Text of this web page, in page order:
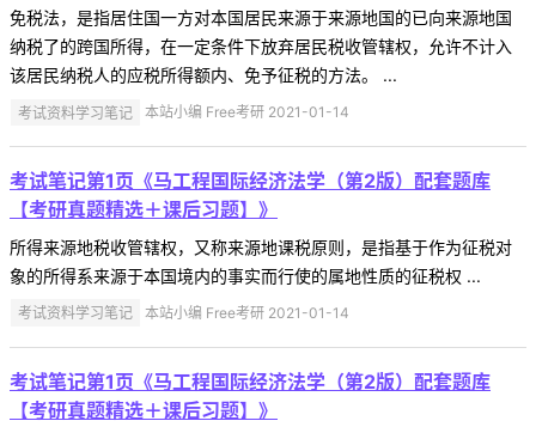
免税法，是指居住国一方对本国居民来源于来源地国的已向来源地国
纳税了的跨国所得，在一定条件下放弃居民税收管辖权，允许不计入
该居民纳税人的应税所得额内、免予征税的方法。 ...
考试资料学习笔记 本站小编 Free考研 2021-01-14
考试笔记第1页《马工程国际经济法学（第2版）配套题库
【考研真题精选＋课后习题】》
所得来源地税收管辖权，又称来源地课税原则，是指基于作为征税对
象的所得系来源于本国境内的事实而行使的属地性质的征税权 ...
考试资料学习笔记 本站小编 Free考研 2021-01-14
考试笔记第1页《马工程国际经济法学（第2版）配套题库
【考研真题精选＋课后习题】》